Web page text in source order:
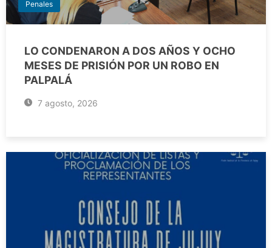
Penales
LO CONDENARON A DOS AÑOS Y OCHO
MESES DE PRISIÓN POR UN ROBO EN
PALPALÁ
7 agosto, 2026